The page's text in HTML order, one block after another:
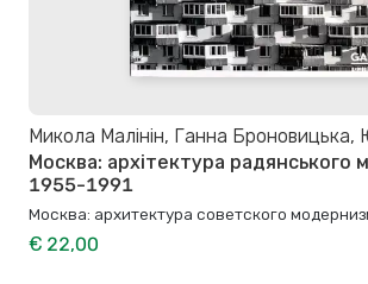
Микола Малінін, Ганна Броновицька,
Москва: архітектура радянського
1955-1991
Москва: архитектура советского
€ 22,00